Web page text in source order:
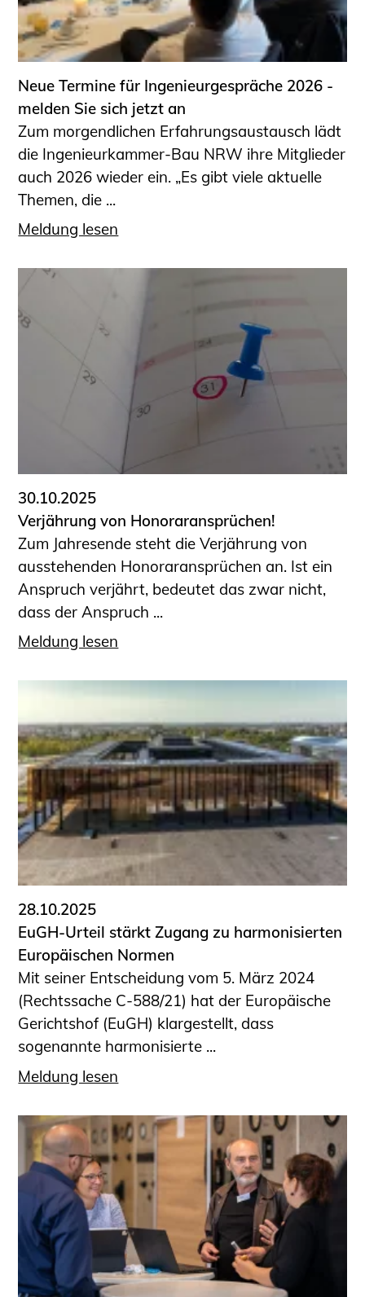
Kammer Newsletter
Presse
Impressum
Datenschutz
Ingenieurakademie West
Neue Termine für Ingenieurgespräche 2026 -
melden Sie sich jetzt an
Zum morgendlichen Erfahrungsaustausch lädt
die Ingenieurkammer-Bau NRW ihre Mitglieder
auch 2026 wieder ein. „Es gibt viele aktuelle
Themen, die ...
Meldung lesen
30.10.2025
Verjährung von Honoraransprüchen!
Zum Jahresende steht die Verjährung von
ausstehenden Honoraransprüchen an. Ist ein
Anspruch verjährt, bedeutet das zwar nicht,
dass der Anspruch ...
Meldung lesen
28.10.2025
EuGH-Urteil stärkt Zugang zu harmonisierten
Europäischen Normen
Mit seiner Entscheidung vom 5. März 2024
(Rechtssache C-588/21) hat der Europäische
Gerichtshof (EuGH) klargestellt, dass
sogenannte harmonisierte ...
Meldung lesen